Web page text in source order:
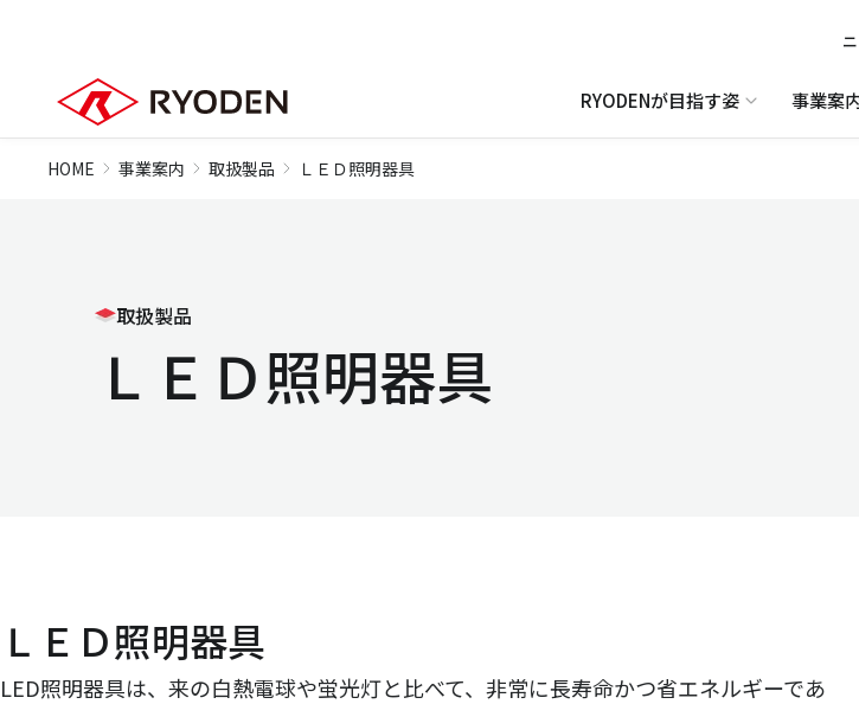
RYODENが目指す姿 事業案
HOME 事業案内 取扱製品 ＬＥＤ照明器具
取扱製品
ＬＥＤ照明器具
ＬＥＤ照明器具
LED照明器具は、来の白熱電球や蛍光灯と比べて、非常に長寿命かつ省エネルギーであ